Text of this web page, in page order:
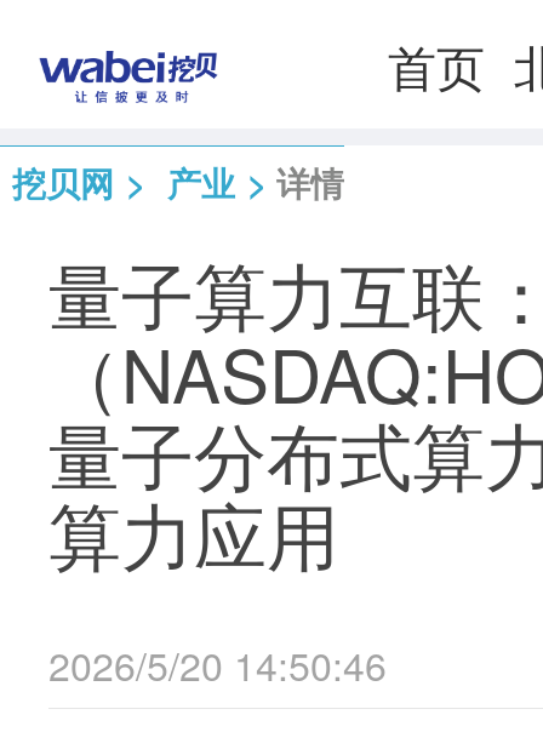
首页
挖贝网 > 产业 > 详情
量子算力互联
（
量子分布式算
算力应用
2026/5/20 14:50:46